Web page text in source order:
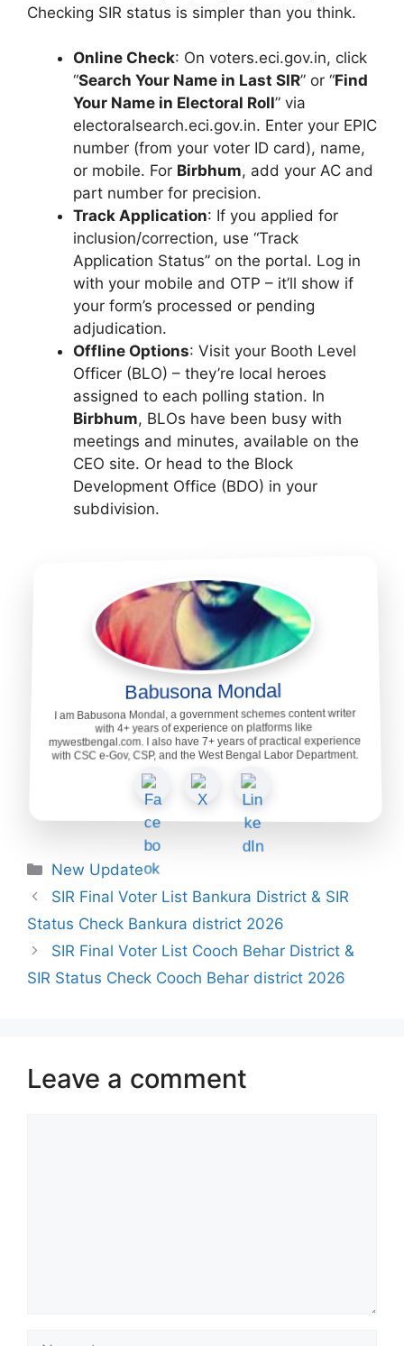
Checking SIR status is simpler than you think.
Online Check: On voters.eci.gov.in, click
“Search Your Name in Last SIR” or “Find
Your Name in Electoral Roll” via
electoralsearch.eci.gov.in. Enter your EPIC
number (from your voter ID card), name,
or mobile. For Birbhum, add your AC and
part number for precision.
Track Application: If you applied for
inclusion/correction, use “Track
Application Status” on the portal. Log in
with your mobile and OTP – it’ll show if
your form’s processed or pending
adjudication.
Offline Options: Visit your Booth Level
Officer (BLO) – they’re local heroes
assigned to each polling station. In
Birbhum, BLOs have been busy with
meetings and minutes, available on the
CEO site. Or head to the Block
Development Office (BDO) in your
subdivision.
Babusona Mondal
I am Babusona Mondal, a government schemes content writer
with 4+ years of experience on platforms like
mywestbengal.com. I also have 7+ years of practical experience
with CSC e-Gov, CSP, and the West Bengal Labor Department.
Categories
New Update
SIR Final Voter List Bankura District & SIR
Status Check Bankura district 2026
SIR Final Voter List Cooch Behar District &
SIR Status Check Cooch Behar district 2026
Leave a comment
Name